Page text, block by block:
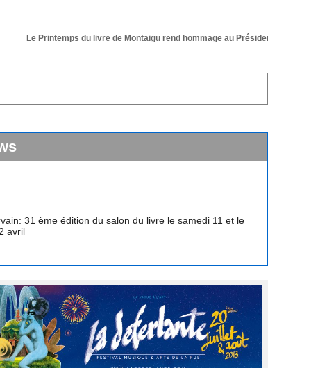
Le Printemps du livre de Montaigu rend hommage au Président de sa 36
avril